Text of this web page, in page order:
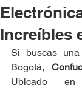
Increíbles
Si buscas
Bogotá,
Ubicado en